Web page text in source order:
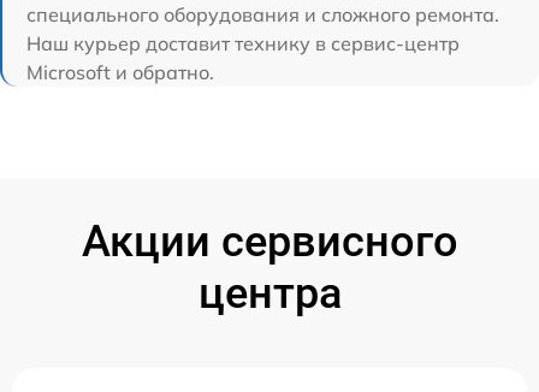
специального оборудования и сложного ремонта.
Наш курьер доставит технику в сервис-центр
Microsoft и обратно.
Акции сервисного
центра